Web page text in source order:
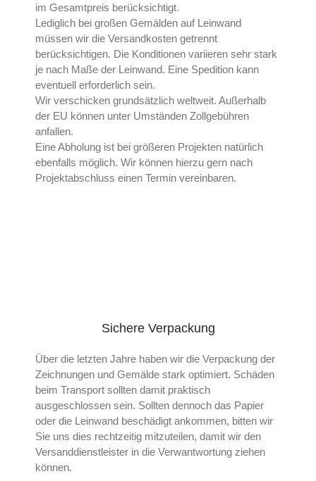
Stammbaum Tuschezeichnung
Stammtafeln
Wappengalerie
Modernisierung & Verzierung
Wappengemälde Entstehung
Farbige Wappengemälde
Kontakt
im Gesamtpreis berücksichtigt.
Lediglich bei großen Gemälden auf Leinwand
müssen wir die Versandkosten getrennt
berücksichtigen. Die Konditionen variieren sehr stark
je nach Maße der Leinwand. Eine Spedition kann
eventuell erforderlich sein.
Wir verschicken grundsätzlich weltweit. Außerhalb
der EU können unter Umständen Zollgebühren
anfallen.
Eine Abholung ist bei größeren Projekten natürlich
ebenfalls möglich. Wir können hierzu gern nach
Projektabschluss einen Termin vereinbaren.
Sichere Verpackung
Über die letzten Jahre haben wir die Verpackung der
Zeichnungen und Gemälde stark optimiert. Schäden
beim Transport sollten damit praktisch
ausgeschlossen sein. Sollten dennoch das Papier
oder die Leinwand beschädigt ankommen, bitten wir
Sie uns dies rechtzeitig mitzuteilen, damit wir den
Versanddienstleister in die Verwantwortung ziehen
können.